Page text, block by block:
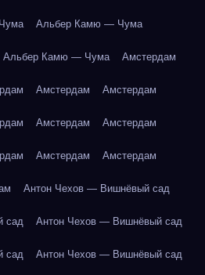
Альбер Камю — Чума
Альбер Камю — Чума Амстердам
Амстердам Амстердам
Амстердам Амстердам
Амстердам Амстердам
Антон Чехов — Вишнёвый сад
сад Антон Чехов — Вишнёвый сад
сад Антон Чехов — Вишнёвый сад